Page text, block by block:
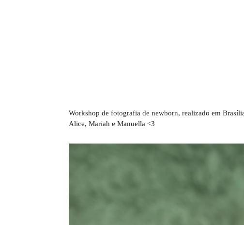
Workshop de fotografia de newborn, realizado em
Alice, Mariah e Manuella <3